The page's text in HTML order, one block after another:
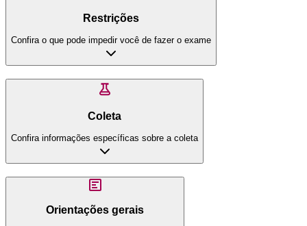
Restrições
Confira o que pode impedir você de fazer o exame
Coleta
Confira informações específicas sobre a coleta
Orientações gerais